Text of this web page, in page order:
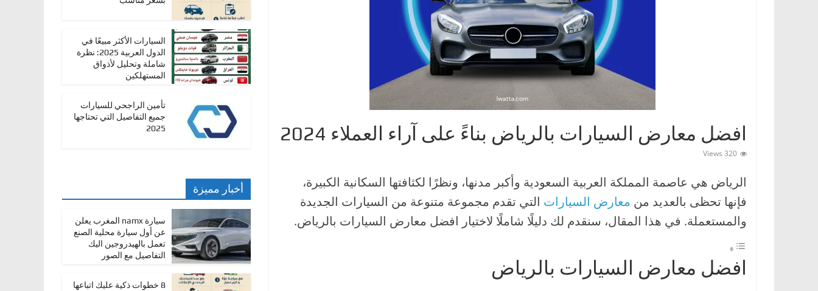
ا
ت
،
أ
ن
ا
ع
س
ر
ت
افضل معارض السيارات بالرياض بناءً على آراء العملاء 2024
320 Views
الرياض هي عاصمة المملكة العربية السعودية وأكبر مدنها، ونظرًا لكثافتها السكانية الكبيرة،
فإنها تحظى بالعديد من معارض السيارات التي تقدم مجموعة متنوعة من السيارات الجديدة
والمستعملة. في هذا المقال، سنقدم لك دليلًا شاملًا لاختيار افضل معارض السيارات بالرياض.
افضل معارض السيارات بالرياض
السيارات الأكثر مبيعًا في
الدول العربية 2025: نظرة
شاملة وتحليل لأذواق
المستهلكين
تأمين الراجحي للسيارات
جميع التفاصيل التي تحتاجها
2025
أخبار مميزة
سيارة namx المغرب يعلن
عن أول سيارة محلية الصنع
تعمل بالهيدروجين اليك
التفاصيل مع الصور
8 خطوات ذكية عليك اتباعها